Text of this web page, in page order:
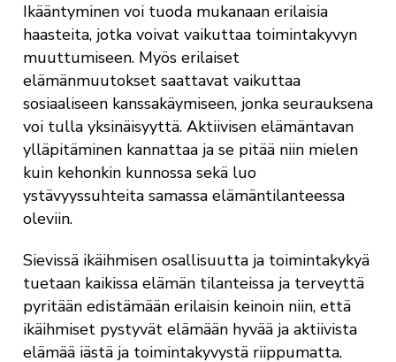
Ikääntyminen voi tuoda mukanaan erilaisia
haasteita, jotka voivat vaikuttaa toimintakyvyn
muuttumiseen. Myös erilaiset
elämänmuutokset saattavat vaikuttaa
sosiaaliseen kanssakäymiseen, jonka seurauksena
voi tulla yksinäisyyttä. Aktiivisen elämäntavan
ylläpitäminen kannattaa ja se pitää niin mielen
kuin kehonkin kunnossa sekä luo
ystävyyssuhteita samassa elämäntilanteessa
oleviin.
Sievissä ikäihmisen osallisuutta ja toimintakykyä
tuetaan kaikissa elämän tilanteissa ja terveyttä
pyritään edistämään erilaisin keinoin niin, että
ikäihmiset pystyvät elämään hyvää ja aktiivista
elämää iästä ja toimintakyvystä riippumatta.